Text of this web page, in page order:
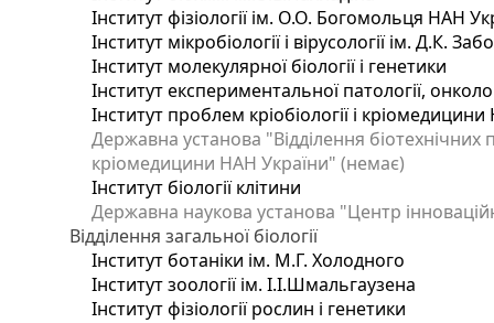
Інститут фізіології ім. О.О. Богомольця НАН
Інститут мікробіології і вірусології ім. Д.К.
Інститут молекулярної біології і генетики
Інститут експериментальної патології,
Інститут проблем кріобіології і
Державна установа "Відділення біотехнічних
кріомедицини НАН України" (немає)
Інститут біології клітини
Державна наукова установа "Центр
Відділення загальної біології
Інститут ботаніки ім. М.Г. Холодного
Інститут зоології ім. І.І.Шмальгаузена
Інститут фізіології рослин і генетики